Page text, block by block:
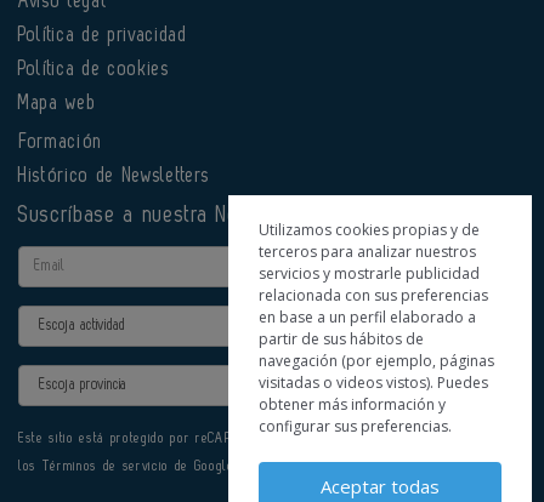
Política de privacidad
Política de cookies
Mapa web
Formación
Histórico de Newsletters
Suscríbase a nuestra Newsletter
Email
Actividad
Provincia
Este sitio está protegido por reCAPTCHA y se aplican la
los Términos de servicio de Google.
Utilizamos cookies propias y de
terceros para analizar nuestros
servicios y mostrarle publicidad
relacionada con sus preferencias
en base a un perfil elaborado a
partir de sus hábitos de
navegación (por ejemplo, páginas
visitadas o videos vistos). Puedes
obtener más información y
configurar sus preferencias.
Aceptar todas